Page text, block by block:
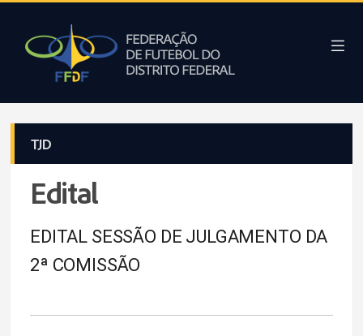
TJD
Edital
EDITAL SESSÃO DE JULGAMENTO DA
2ª COMISSÃO